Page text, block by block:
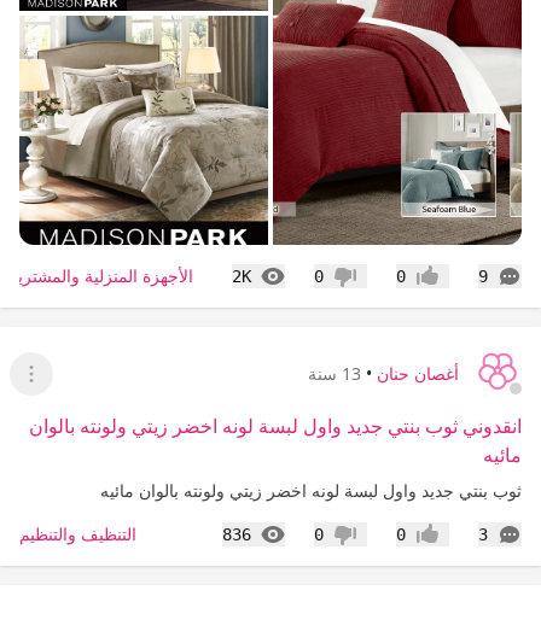
9
التعليقات إعجاب0 عدم إعجاب
0
2K
المشاهدات الأجهزة المنزلية
أغصان حنان • 13 سنة
عرض
انقدوني ثوب بنتي جديد واول لبسة لونه اخضر زيتي ولونته بالوان
مائيه
ثوب بنتي جديد واول لبسة لونه اخضر زيتي ولونته بالوان مائيه
3
التعليقات إعجاب0 عدم إعجاب
0
836
المشاهدات التنظيف والتنظيم